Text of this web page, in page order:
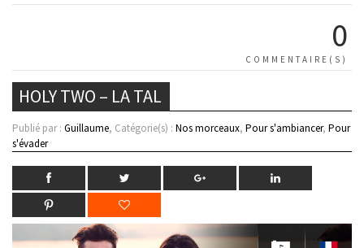
0
COMMENTAIRE(S)
HOLY TWO – LA TAL
Publié par : Guillaume, Catégorie(s) : Nos morceaux, Pour s'ambiancer, Pour
s'évader